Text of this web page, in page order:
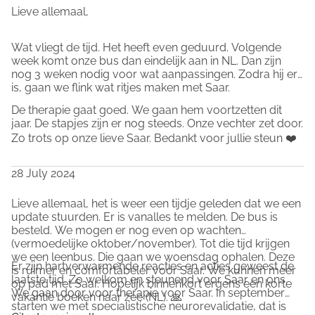
leziune cerebrală. De atunci, luptă pentru viața ei
mai 2022 urmează reabilitarea neurologică. Din iunie
2023 locuiește din nou acasă și din începutul acestui an
are propriul ei colț de acasă. Familia ei este foarte fericită
Roos.
Saar a venit de departe, starea ei de sănătate a trecut de
diferite sunete, ceea ce face posibilă o mică formă de
mai mult de mediul ei. Acestea sunt pași înainte, chiar
dacă sunt mici. Acest lucru îi motivează pe toți să o ajute
în continuare și să o motiveze să continue să lucreze la
acei pași și să-și mărească lumea.
Nu trebuie să vă spunem că familia ei a trecut prin multe
și că acest lucru va continua. Dorim să nu mai
primească și mai multe griji și dorim să-i ajutăm.
Lieve allemaal,
Wat vliegt de tijd. Het heeft even geduurd. Volgende
week komt onze bus dan eindelijk aan in NL. Dan zijn
nog 3 weken nodig voor wat aanpassingen. Zodra hij er
is, gaan we flink wat ritjes maken met Saar.
De therapie gaat goed. We gaan hem voortzetten dit
jaar. De stapjes zijn er nog steeds. Onze vechter zet door.
Zo trots op onze lieve Saar. Bedankt voor jullie steun ❤️
28 July 2024
Lieve allemaal, het is weer een tijdje geleden dat we een
update stuurden. Er is vanalles te melden. De bus is
besteld. We mogen er nog even op wachten
(vermoedelijke oktober/november). Tot die tijd krijgen
we een leenbus. Die gaan we woensdag ophalen. Deze
is ruimer en comfortabeler voor Saar. We kunnen meer
op pad met Saar. Hopelijk binnenkort ergens een korte
vakantie boeken naar zee (NL). 🙏
Er zijn hartverwarmende reacties en acties geweest de
laatste tijd. Zo welkom en steunend voor Saar en ons.
We gaan door voor therapie voor Saar. In september
starten we met specialistische neurorevalidatie, dat is